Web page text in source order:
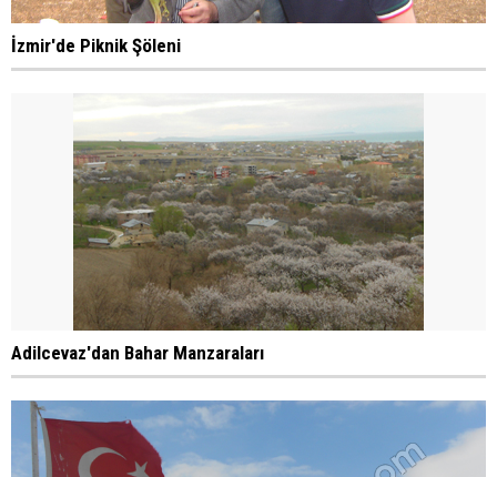
İzmir'de Piknik Şöleni
Adilcevaz'dan Bahar Manzaraları